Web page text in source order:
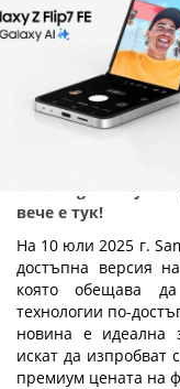
Samsung Galaxy Z
вече е тук!
На 10 юли 2025 г.
достъпна версия
която обещава
технологии по-
новина е идеална
искат да изпробват
премиум цената на